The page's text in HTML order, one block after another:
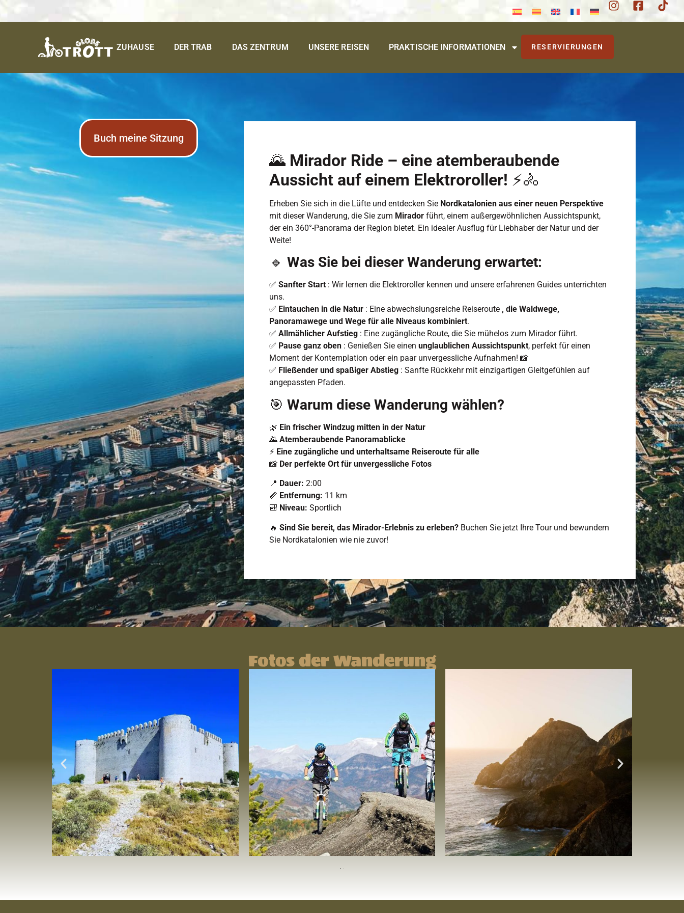
ZUHAUSE DER TRAB DAS ZENTRUM UNSERE REISEN PRAKTISCHE INFORMATIONEN RESERVIERUNGEN
Buch meine Sitzung
🌄 Mirador Ride – eine atemberaubende
Aussicht auf einem Elektroroller! ⚡🚴
Erheben Sie sich in die Lüfte und entdecken Sie Nordkatalonien aus einer neuen Perspektive
mit dieser Wanderung, die Sie zum Mirador führt, einem außergewöhnlichen Aussichtspunkt,
der ein 360°-Panorama der Region bietet. Ein idealer Ausflug für Liebhaber der Natur und der
Weite!
🔹Was Sie bei dieser Wanderung erwartet:
✅Sanfter Start : Wir lernen die Elektroroller kennen und unsere erfahrenen Guides unterrichten
uns.
✅ Eintauchen in die Natur : Eine abwechslungsreiche Reiseroute , die Waldwege,
Panoramawege und Wege für alle Niveaus kombiniert.
✅Allmählicher Aufstieg : Eine zugängliche Route, die Sie mühelos zum Mirador führt.
✅ Pause ganz oben : Genießen Sie einenunglaublichen Aussichtspunkt, perfekt für einen
Moment der Kontemplation oder ein paar unvergessliche Aufnahmen! 📸
✅ Fließender und spaßiger Abstieg : Sanfte Rückkehr mit einzigartigen Gleitgefühlen auf
angepassten Pfaden.
🎯Warum diese Wanderung wählen?
🌿 Ein frischer Windzug mitten in der Natur
🌄Atemberaubende Panoramablicke
⚡ Eine zugängliche und unterhaltsame Reiseroute für alle
📸 Der perfekte Ort für unvergessliche Fotos
📍 Dauer: 2:00
📏 Entfernung: 11 km
🎒 Niveau: Sportlich
🔥Sind Sie bereit, das Mirador-Erlebnis zu erleben? Buchen Sie jetzt Ihre Tour und bewundern
Sie Nordkatalonien wie nie zuvor!
Fotos der Wanderung